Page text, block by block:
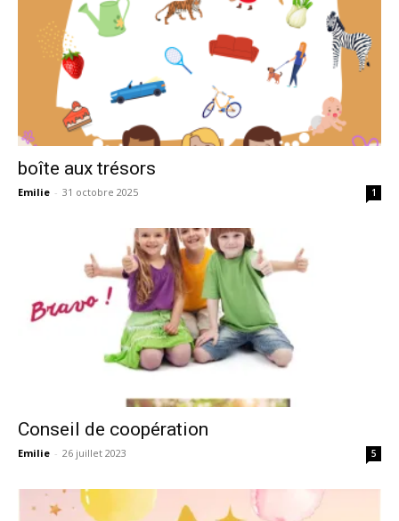
boîte aux trésors
Emilie - 31 octobre 2025 1
Conseil de coopération
Emilie - 26 juillet 2023 5